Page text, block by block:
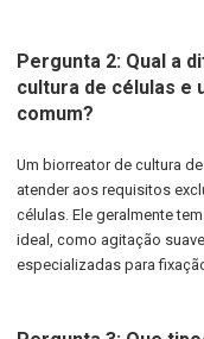
Pergunta 2: Qual a
cultura de células e
comum?
Um biorreator de cultura
atender aos requisitos
células. Ele geralmente
ideal, como agitação
especializadas para